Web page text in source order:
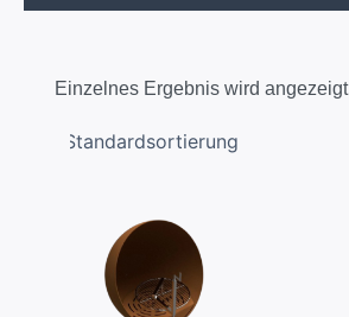
Einzelnes Ergebnis wird angezeigt